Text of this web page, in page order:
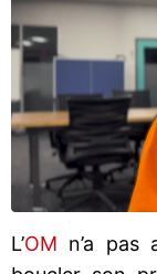
L’OM n’a pas